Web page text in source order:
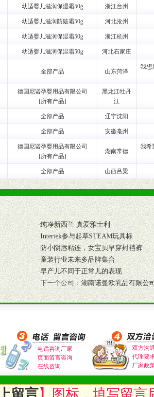
端宣传物料、多样化的促销物品、礼品等。
持、人员支持等。媒体宣传支持
体宣传支持
宣传，提高产品美誉度。
。
品丰厚的利润空间和市场经营的高额回报。
市场销售，提供终端物料及宣传促销用品的支
自公司的行销计划，产品的发展，以及行业市场
。
国妈妈、宝宝提供完善的营养健康产品和宣传
得联系。
以及合作加盟流程。
幼适婴儿滋润保湿霜50g 浙江台州
幼适婴儿滋润防皴霜50g 河北沧州
幼适婴儿滋润保湿霜50g 浙江杭州
幼适婴儿滋润保湿霜50g 河北石家庄
全部产品 山东菏泽
我想
德国尼诺孕婴用品有限公司
[所有产品]
黑龙江牡丹
江
全部产品 辽宁沈阳
全部产品 安徽亳州
德国尼诺孕婴用品有限公司
[所有产品]
湖南常德
我希
全部产品 山西吕梁
·纯净新西兰 真爱雅士利
·Intertek参与起草STEAM玩具标
·防小阴唇粘连，女宝贝早穿封裆裤
·童装行业未来多品牌集合
·早产儿不同于正常儿的表现
·下一个公司：湖南诺曼欧乳品有限公
电话咨询厂家
页面留言咨询
在线咨询
双方沟
代理要
厂家政
留言】图标，填写留言